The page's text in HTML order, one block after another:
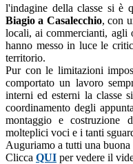
l'indagine della classe si è
Biagio a Casalecchio, con
locali, ai commercianti, agli
hanno messo in luce le
territorio.
Pur con le limitazioni
comportato un lavoro
interni ed esterni la classe
coordinamento degli
montaggio e
molteplici voci e i tanti
Auguriamo a tutti una
Clicca QUI per vedere il